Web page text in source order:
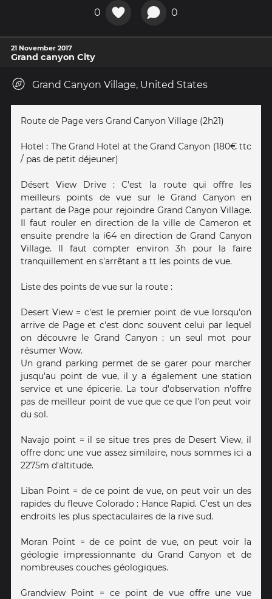
0 0
21 November 2017
Grand canyon City
Grand Canyon Village, United States
Route de Page vers Grand Canyon Village (2h21)
Hotel : The Grand Hotel at the Grand Canyon (180€ ttc
/ pas de petit déjeuner)
Désert View Drive : C'est la route qui offre les
meilleurs points de vue sur le Grand Canyon en
partant de Page pour rejoindre Grand Canyon Village.
Il faut rouler en direction de la ville de Cameron et
ensuite prendre la i64 en direction de Grand Canyon
Village. Il faut compter environ 3h pour la faire
tranquillement en s'arrêtant a tt les points de vue.
Liste des points de vue sur la route :
Desert View = c'est le premier point de vue lorsqu'on
arrive de Page et c'est donc souvent celui par lequel
on découvre le Grand Canyon : un seul mot pour
résumer Wow.
Un grand parking permet de se garer pour marcher
jusqu'au point de vue, il y a également une station
service et une épicerie. La tour d'observation n'offre
pas de meilleur point de vue que ce que l'on peut voir
du sol.
Navajo point = il se situe tres pres de Desert View, il
offre donc une vue assez similaire, nous sommes ici a
2275m d'altitude.
Liban Point = de ce point de vue, on peut voir un des
rapides du fleuve Colorado : Hance Rapid. C'est un des
endroits les plus spectaculaires de la rive sud.
Moran Point = de ce point de vue, on peut voir la
géologie impressionnante du Grand Canyon et de
nombreuses couches géologiques.
Grandview Point = ce point de vue offre une vue